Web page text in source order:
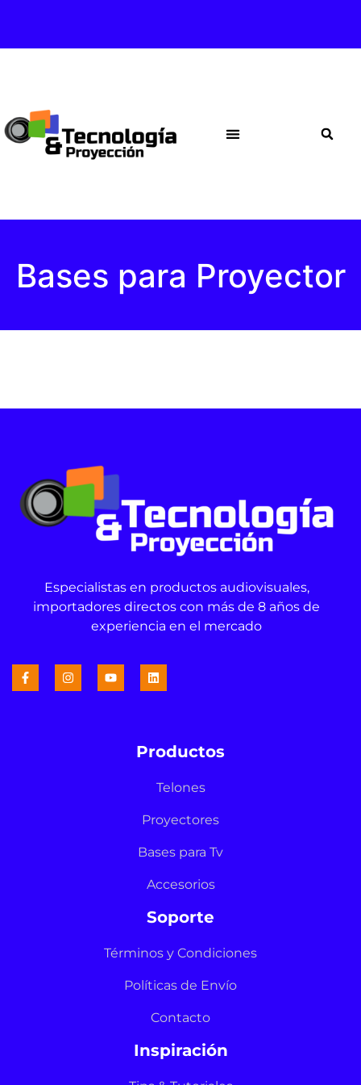
Bases para Proyector
Especialistas en productos audiovisuales,
importadores directos con más de 8 años de
experiencia en el mercado
Productos
Telones
Proyectores
Bases para Tv
Accesorios
Soporte
Términos y Condiciones
Políticas de Envío
Contacto
Inspiración